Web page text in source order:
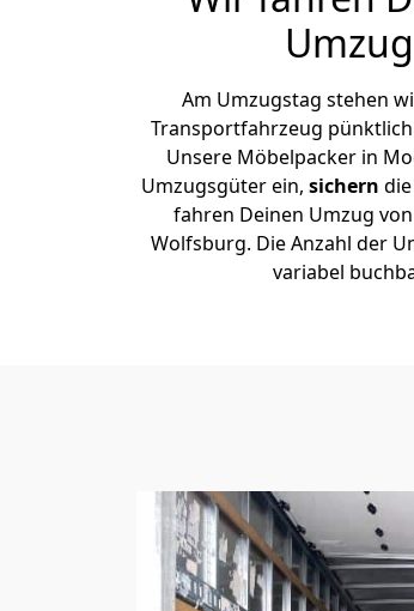
Umzug
Am Umzugstag stehen
Transportfahrzeug pünktlich
Unsere Möbelpacker in
Umzugsgüter ein, sichern
fahren Deinen Umzug
Wolfsburg. Die Anzahl der
variabel